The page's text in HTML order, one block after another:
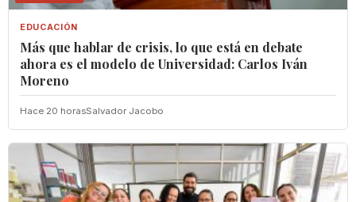
EDUCACIÓN
Más que hablar de crisis, lo que está en debate
ahora es el modelo de Universidad: Carlos Iván
Moreno
Hace 20 horasSalvador Jacobo